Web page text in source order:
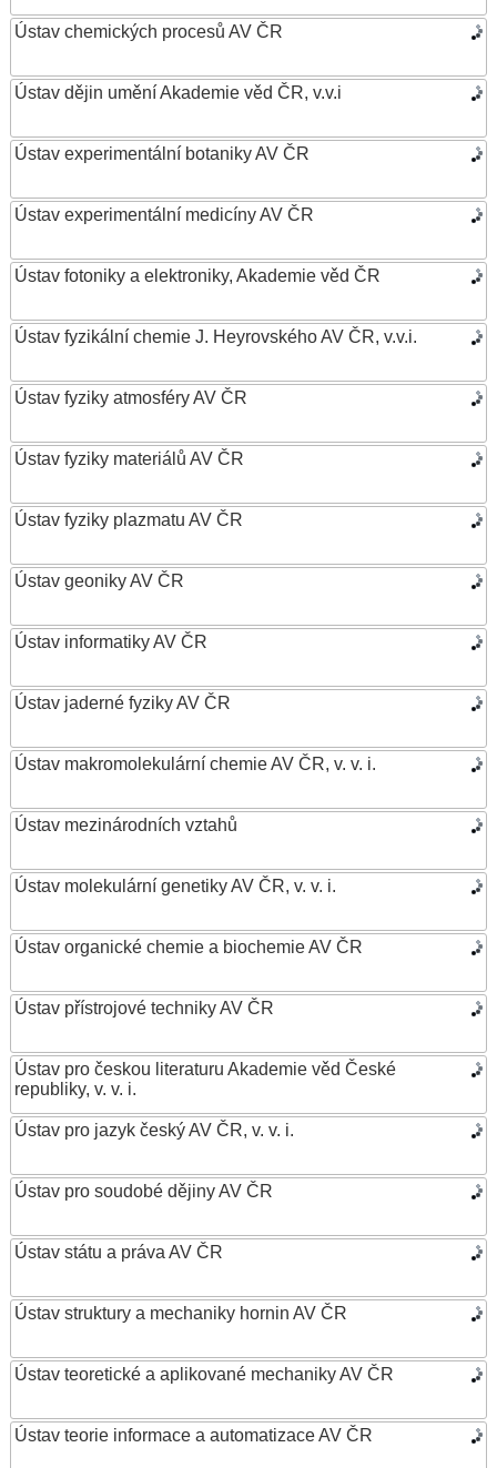
Ústav chemických procesů AV ČR
Ústav dějin umění Akademie věd ČR, v.v.i
Ústav experimentální botaniky AV ČR
Ústav experimentální medicíny AV ČR
Ústav fotoniky a elektroniky, Akademie věd ČR
Ústav fyzikální chemie J. Heyrovského AV ČR, v.v.i.
Ústav fyziky atmosféry AV ČR
Ústav fyziky materiálů AV ČR
Ústav fyziky plazmatu AV ČR
Ústav geoniky AV ČR
Ústav informatiky AV ČR
Ústav jaderné fyziky AV ČR
Ústav makromolekulární chemie AV ČR, v. v. i.
Ústav mezinárodních vztahů
Ústav molekulární genetiky AV ČR, v. v. i.
Ústav organické chemie a biochemie AV ČR
Ústav přístrojové techniky AV ČR
Ústav pro českou literaturu Akademie věd České
republiky, v. v. i.
Ústav pro jazyk český AV ČR, v. v. i.
Ústav pro soudobé dějiny AV ČR
Ústav státu a práva AV ČR
Ústav struktury a mechaniky hornin AV ČR
Ústav teoretické a aplikované mechaniky AV ČR
Ústav teorie informace a automatizace AV ČR